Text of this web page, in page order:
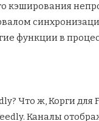
кэширования
функции в
Что ж, Корги для
Каналы